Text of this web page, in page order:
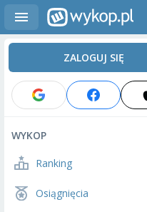
ZALOGUJ SIĘ
WYKOP
Ranking
Osiągnięcia